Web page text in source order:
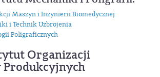
Maszyn i Inżynierii Biomedycznej
i Technik Uzbrojenia
Poligraficznych
Organizacji
Produkcyjnych